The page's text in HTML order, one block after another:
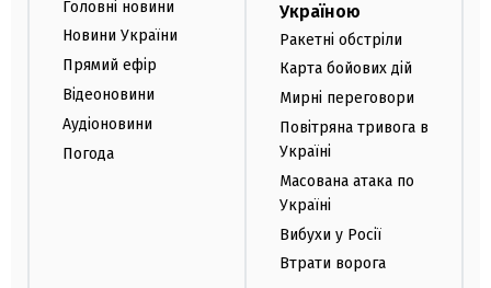
Головні новини
Новини України
Прямий ефір
Відеоновини
Аудіоновини
Погода
Україною
Ракетні обстріли
Карта бойових дій
Мирні переговори
Повітряна тривога в
Україні
Масована атака по
Україні
Вибухи у Росії
Втрати ворога